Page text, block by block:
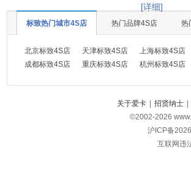
[详细]
标致热门城市4S店 热门品牌4S店 热
北京标致4S店 天津标致4S店 上海标致4S店
成都标致4S店
重庆标致4S店 杭州标致4S店
关于爱卡 | 招贤纳士 |
©2002-2026
沪ICP备
互联网违